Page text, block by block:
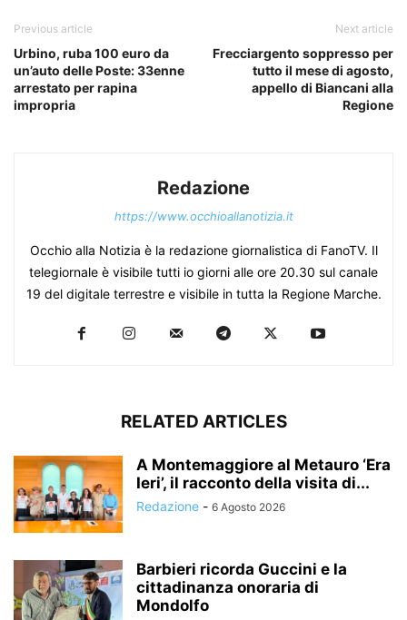
Previous article
Urbino, ruba 100 euro da
un’auto delle Poste: 33enne
arrestato per rapina
impropria
Next article
Frecciargento soppresso per
tutto il mese di agosto,
appello di Biancani alla
Regione
Redazione
https://www.occhioallanotizia.it
Occhio alla Notizia è la redazione giornalistica di FanoTV. Il
telegiornale è visibile tutti io giorni alle ore 20.30 sul canale
19 del digitale terrestre e visibile in tutta la Regione Marche.
RELATED ARTICLES
A Montemaggiore al Metauro ‘Era
Ieri’, il racconto della visita di...
Redazione - 6 Agosto 2026
Barbieri ricorda Guccini e la
cittadinanza onoraria di
Mondolfo